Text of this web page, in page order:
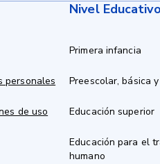
personales
de uso
Nivel Educativo
Primera infancia
Preescolar, básica
Educación superior
Educación para el
humano